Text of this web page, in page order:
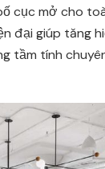
cục mở cho
đại giúp tăng
tầm tính